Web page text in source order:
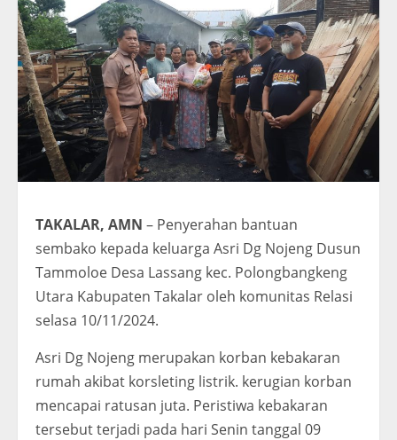
TAKALAR, AMN – Penyerahan bantuan
sembako kepada keluarga Asri Dg Nojeng Dusun
Tammoloe Desa Lassang kec. Polongbangkeng
Utara Kabupaten Takalar oleh komunitas Relasi
selasa 10/11/2024.
Asri Dg Nojeng merupakan korban kebakaran
rumah akibat korsleting listrik. kerugian korban
mencapai ratusan juta. Peristiwa kebakaran
tersebut terjadi pada hari Senin tanggal 09